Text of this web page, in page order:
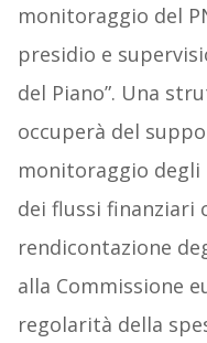
monitoraggio del
presidio e
del Piano”. Una
occuperà del
monitoraggio
dei flussi finanziari
rendicontazione
alla Commissione
regolarità della